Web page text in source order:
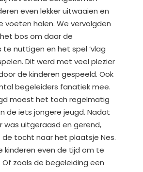
even lekker uitwaaien en
voeten halen. We vervolgden
bos om daar de
te nuttigen en het spel ‘vlag
Dit werd met veel plezier
de kinderen gespeeld. Ook
begeleiders fanatiek mee.
moest het toch regelmatig
de iets jongere jeugd. Nadat
was uitgeraasd en gerend,
de tocht naar het plaatsje Nes.
kinderen even de tijd om te
Of zoals de begeleiding een